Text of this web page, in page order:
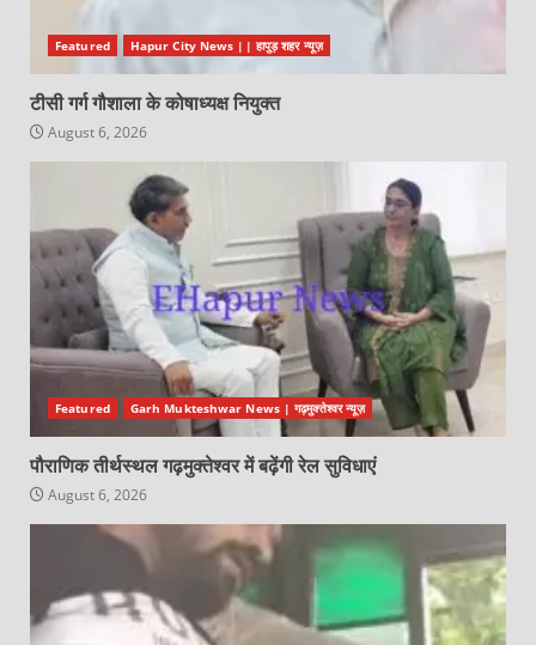
Featured Hapur City News || हापुड़ शहर न्यूज़
टीसी गर्ग गौशाला के कोषाध्यक्ष नियुक्त
August 6, 2026
Featured Garh Mukteshwar News | गढ़मुक्तेश्वर न्यूज़
पौराणिक तीर्थस्थल गढ़मुक्तेश्वर में बढ़ेंगी रेल सुविधाएं
August 6, 2026